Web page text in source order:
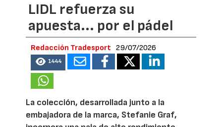
LIDL refuerza su
apuesta... por el pádel
Redacción Tradesport 29/07/2026
1444
La colección, desarrollada junto a la
embajadora de la marca, Stefanie Graf,